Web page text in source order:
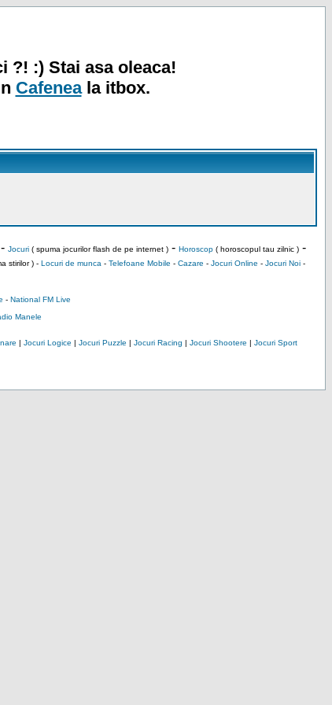
?! :) Stai asa oleaca!
Cafeneala itbox.
Jocuri( spuma jocurilor flash de pe internet )- Horoscop( horoscopul tau zilnic )-
stirilor ) - Locuri de munca - Telefoane Mobile - Cazare - Jocuri Online - Jocuri Noi-
- National FM Live
Manele
| Jocuri Logice | Jocuri Puzzle | Jocuri Racing | Jocuri Shootere | Jocuri Sport